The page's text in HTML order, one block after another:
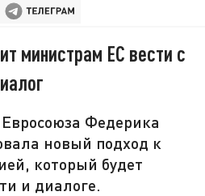
министрам ЕС вести с
Федерика
новый подход к
который будет
и диалоге.